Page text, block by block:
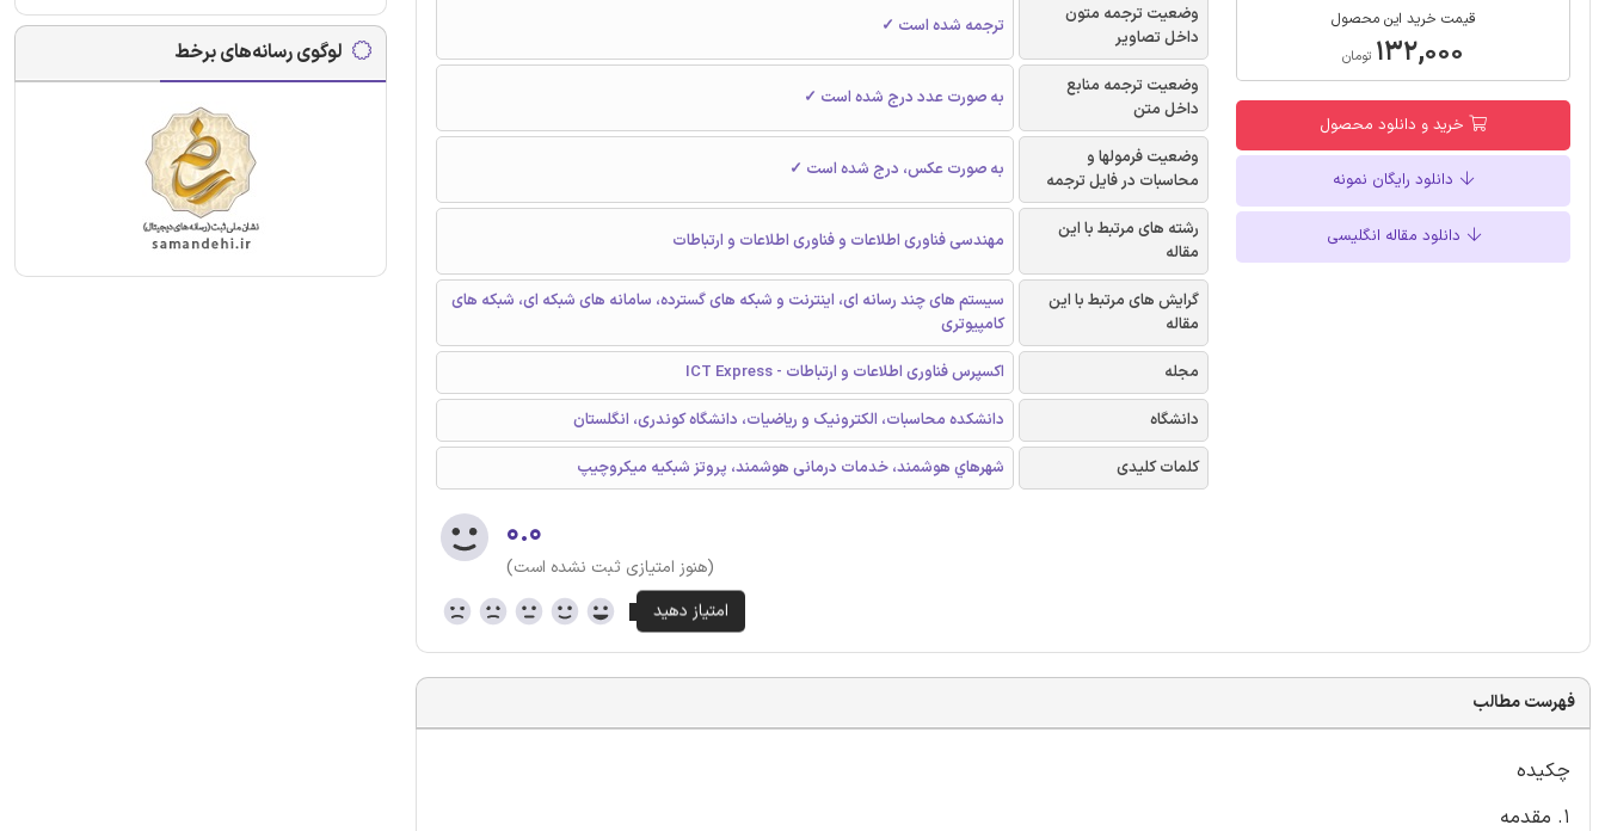
قیمت خرید این محصول
۱۳۲,۰۰۰ تومان
خرید و دانلود محصول
دانلود رایگان نمونه
دانلود مقاله انگلیسی
وضعیت ترجمه متون
داخل تصاویر
ترجمه شده است ✓
وضعیت ترجمه منابع
داخل متن
به صورت عدد درج شده است ✓
وضعیت فرمولها و
محاسبات در فایل ترجمه
به صورت عکس، درج شده است ✓
رشته های مرتبط با این
مقاله
مهندسی فناوری اطلاعات و فناوری اطلاعات و ارتباطات
گرایش های مرتبط با این
مقاله
سیستم های چند رسانه ای، اینترنت و شبکه های گسترده، سامانه های شبکه ای، شبکه های
کامپیوتری
مجله
اکسپرس فناوری اطلاعات و ارتباطات - ICT Express
دانشگاه
دانشکده محاسبات، الکترونیک و ریاضیات، دانشگاه کوندری، انگلستان
کلمات کلیدی
شهرهاي هوشمند، خدمات درمانی هوشمند، پروتز شبکیه میکروچیپ
۰.۰
(هنوز امتیازی ثبت نشده است)
فهرست مطالب
چکیده
1. مقدمه
لوگوی رسانه‌های برخط